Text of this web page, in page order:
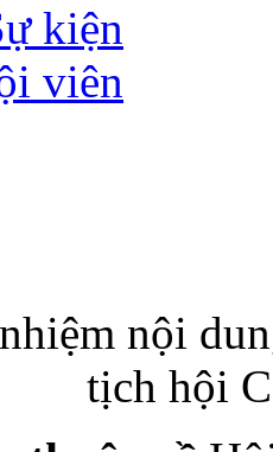
kiện
viên
nội
tịch hội